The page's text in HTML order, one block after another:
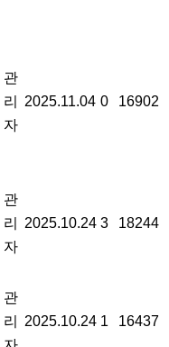
관
리
자
2025.11.04 0 16902
관
리
자
2025.10.24 3 18244
관
리 2025.10.24 1 16437